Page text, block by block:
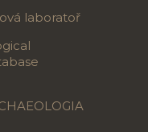
laboratoř